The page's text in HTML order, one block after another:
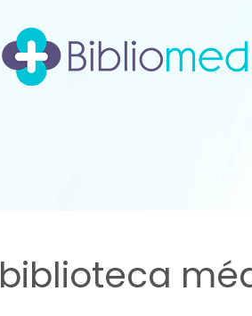
biblioteca